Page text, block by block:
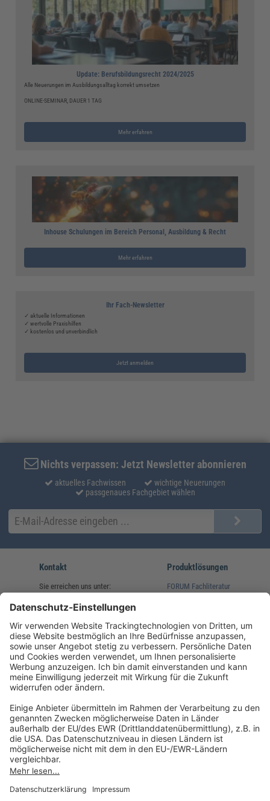
Update: Berufsbildungsrecht 2024/2025
Alle Neuerungen im Ausbildungsalltag korrekt umsetzen
ONLINE-SEMINAR, DAUER 1 TAG
Mehr erfahren
Inhouse Schulungen im Bereich Personal, Ausbildung & Recht
Mehr erfahren
Ihr Fach-Newsletter
✓ aktuelle Informationen
✓ wertvolle Praxishilfen
✓ kostenlos und unverbindlich
Jetzt anmelden
Nichts verpassen: Jetzt Newsletter abonnieren
aktuelles Fachwissen
wichtige Neuerungen
passgenaues Fachgebiet wählen
Kontakt
Sie erreichen uns unter:
(08233) 38 11 23
service@forum-verlag.com
Mo-Do 07:30 - 17:00 Uhr
Fr 07:30 - 15:00 Uhr
Produktlösungen
FORUM Fachliteratur
Folgen Sie uns
Impressum
Datenschutz